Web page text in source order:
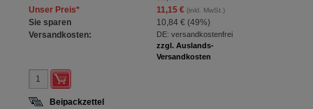
Unser Preis* 11,15 €(inkl. MwSt.)
Sie sparen 10,84 € (49%)
Versandkosten:
DE: versandkostenfrei
zzgl. Auslands-
Versandkosten
Beipackzettel